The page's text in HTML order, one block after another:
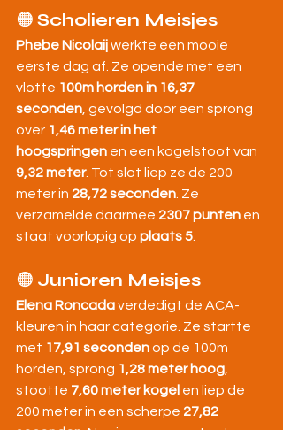
🟠 Scholieren Meisjes
Phebe Nicolaij werkte een mooie
eerste dag af. Ze opende met een
vlotte 100m horden in 16,37
seconden , gevolgd door een sprong
over 1,46 meter in het
hoogspringen en een kogelstoot van
9,32 meter. Tot slot liep ze de 200
meter in 28,72 seconden . Ze
verzamelde daarmee 2307 punten en
staat voorlopig op plaats 5
🟠 Junioren Meisjes
Elena Roncada verdedigt de ACA-
kleuren in haar categorie. Ze startte
met 17,91 seconden op de 100m
horden, sprong 1,28 meter hoog
stootte 7,60 meter kogel en liep de
200 meter in een scherpe 27,82